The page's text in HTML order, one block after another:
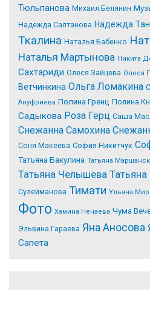
Тюльпанова Михаил Белянин
Надежда Салтанова Надежда
Tкалина Наталья Бабенко
Наталья Мартынова Никита
Сахтариди Олеся Зайцева Олеся
Ветчинкина Ольга Ломакина
Ануфриева Полина Гренц Полина
Садыкова Роза Герц Саша
Снежанна Самохина
Соня Макеева София Никитчук
Татьяна Бакулина Татьяна
Татьяна Челышева
Сулейманова Тимати Ульяна
Фото Хамина Нечаева Чума
Эльвина Гараева Яна Аносова
Сапета